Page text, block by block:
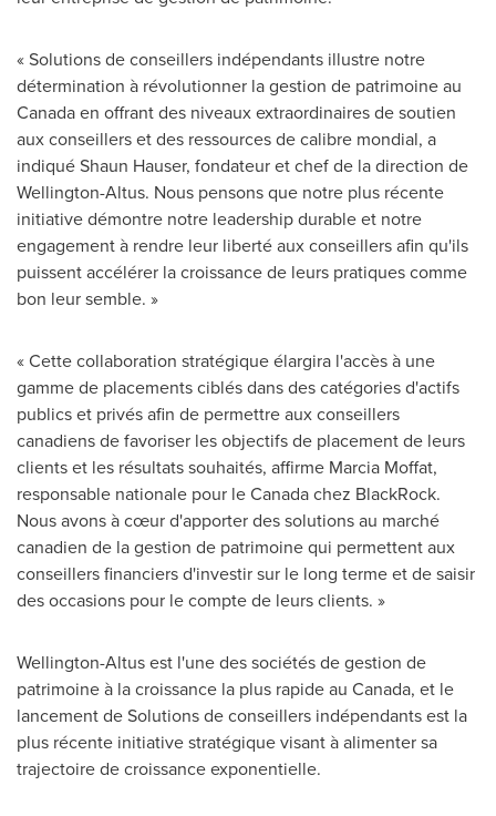
« Solutions de conseillers indépendants illustre notre
détermination à révolutionner la gestion de patrimoine au
Canadaen offrant des niveaux extraordinaires de soutien
aux conseillers et des ressources de calibre mondial, a
indiqué Shaun Hauser, fondateur et chef de la direction de
Wellington-Altus. Nous pensons que notre plus récente
initiative démontre notre leadership durable et notre
engagement à rendre leur liberté aux conseillers afin qu'ils
puissent accélérer la croissance de leurs pratiques comme
bon leur semble. »
« Cette collaboration stratégique élargira l'accès à une
gamme de placements ciblés dans des catégories d'actifs
publics et privés afin de permettre aux conseillers
canadiens de favoriser les objectifs de placement de leurs
clients et les résultats souhaités, affirme Marcia Moffat,
responsable nationale pour leCanadachez BlackRock.
Nous avons à cœur d'apporter des solutions au marché
canadien de la gestion de patrimoine qui permettent aux
conseillers financiers d'investir sur le long terme et de saisir
des occasions pour le compte de leurs clients. »
Wellington-Altus est l'une des sociétés de gestion de
patrimoine à la croissance la plus rapide au Canada, et le
lancement de Solutions de conseillers indépendants est la
plus récente initiative stratégique visant à alimenter sa
trajectoire de croissance exponentielle.